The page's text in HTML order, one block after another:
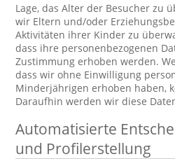
Lage, das Alter der Besucher zu
wir Eltern und/oder
Aktivitäten ihrer Kinder zu
dass ihre personenbezogenen
Zustimmung erhoben werden.
dass wir ohne Einwilligung
Minderjährigen erhoben haben,
Daraufhin werden wir diese
Automatisierte
und Profilerstellung